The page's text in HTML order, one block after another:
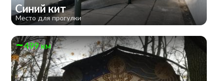
Синий кит
Место для прогулки
499 км